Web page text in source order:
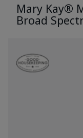
Mary Kay®
Broad